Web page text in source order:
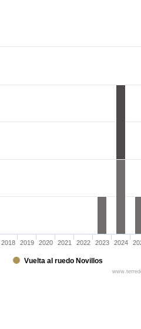
Vuelta al ruedo Novillos
2018 2019 2020 2021 2022 2023 2024